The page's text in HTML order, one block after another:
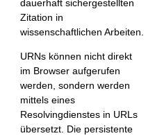
dauerhaft sichergestellten
Zitation in
wissenschaftlichen Arbeiten.
URNs können nicht direkt
im Browser aufgerufen
werden, sondern werden
mittels eines
Resolvingdienstes in URLs
übersetzt. Die persistente